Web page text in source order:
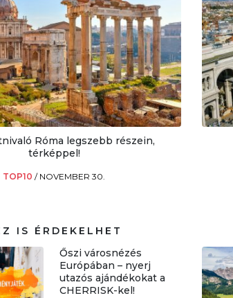
Róma legszebb részein,
térképpel!
TOP10/ NOVEMBER 30.
IS ÉRDEKELHET
Őszi városnézés
Európában – nyerj
utazós ajándékokat a
CHERRISK-kel!